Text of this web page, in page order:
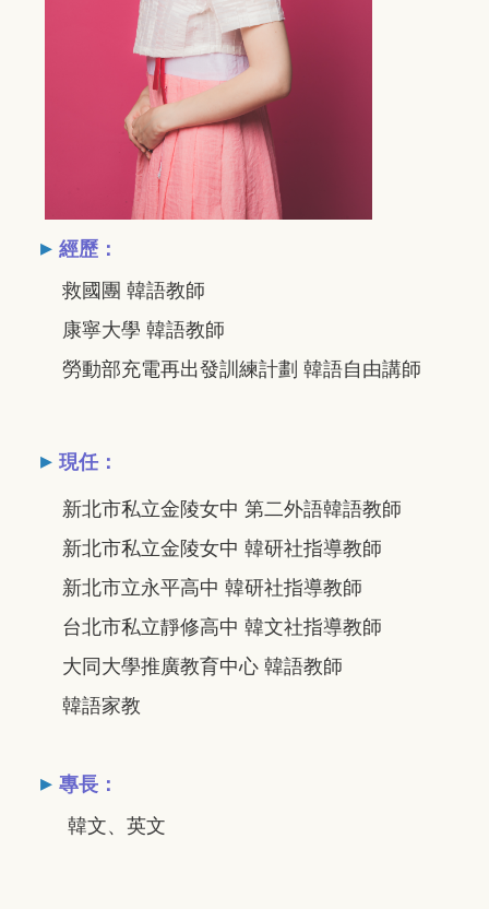
▸ 經歷：
救國團 韓語教師
康寧大學 韓語教師
勞動部充電再出發訓練計劃 韓語自由講師
▸ 現任：
新北市私立金陵女中 第二外語韓語教師
新北市私立金陵女中 韓研社指導教師
新北市立永平高中 韓研社指導教師
台北市私立靜修高中 韓文社指導教師
大同大學推廣教育中心 韓語教師
韓語家教
▸ 專長：
韓文、英文